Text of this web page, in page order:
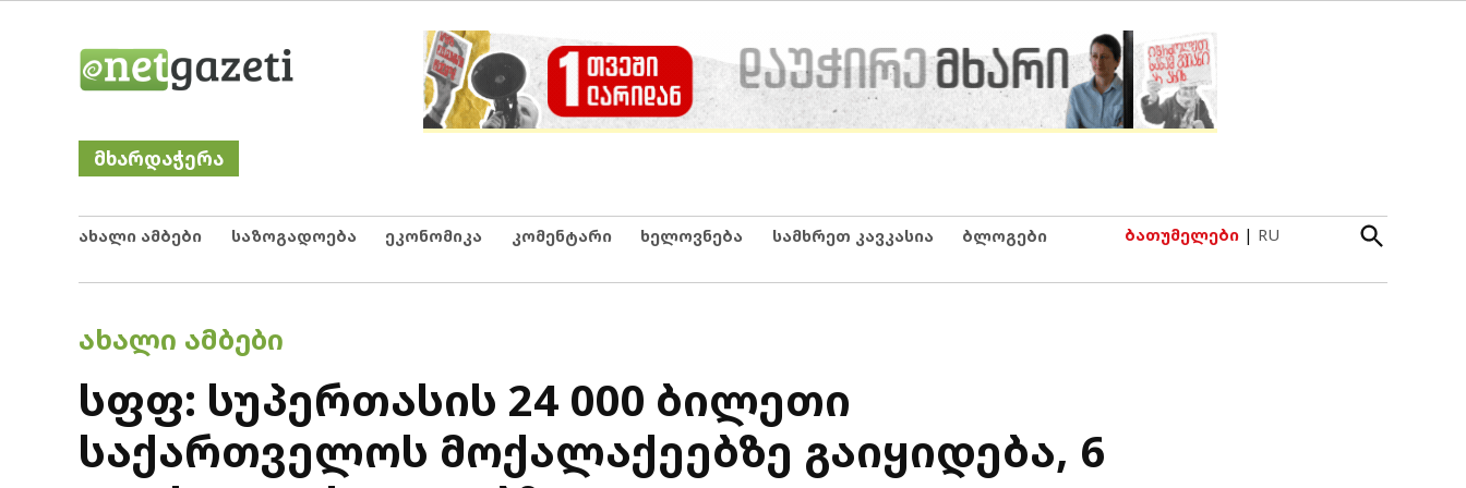
Netgazeti
მხარდაჭერა
ახალი ამბები საზოგადოება ეკონომიკა კომენტარი ხელოვნება სამხრეთ კავკასია ბლოგები ბათუმელები | RU
Open
Search
POSTED
ᲐᲮᲐᲚᲘ ᲐᲛᲑᲔᲑᲘ
სფფ: სუპერთასის 24 000 ბილეთი
საქართველოს მოქალაქეებზე გაიყიდება, 6